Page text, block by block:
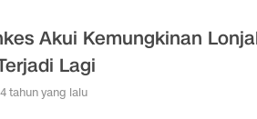
Akui Kemungkinan
Lagi
4 tahun yang lalu